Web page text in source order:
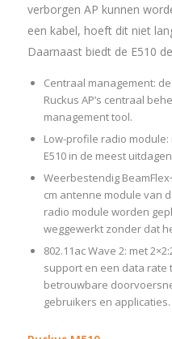
verborgen AP kunnen
een kabel, hoeft dit niet
Daarnaast biedt de E510
Centraal management:
Ruckus AP’s centraal
management tool.
Low-profile radio module:
E510 in de meest
Weerbestendig
cm antenne module van
radio module worden
weggewerkt zonder dat
802.11ac Wave 2: met
support en een data rate
betrouwbare
gebruikers en applicaties.